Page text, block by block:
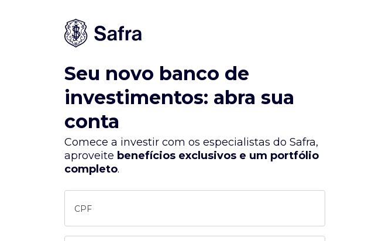
Seu novo banco de
investimentos: abra sua
conta
Comece a investir com os especialistas do Safra,
aproveite benefícios exclusivos e um portfólio
completo.
CPF